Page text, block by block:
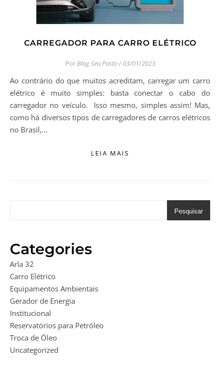
CARREGADOR PARA CARRO ELÉTRICO
PorBlog Seu Posto/ 03/01/2023
Ao contrário do que muitos acreditam, carregar um carro
elétrico é muito simples: basta conectar o cabo do
carregador no veículo. Isso mesmo, simples assim! Mas,
como há diversos tipos de carregadores de carros elétricos
no Brasil,…
LEIA MAIS
Pesquisar
Categories
Arla 32
Carro Elétrico
Equipamentos Ambientais
Gerador de Energia
Institucional
Reservatórios para Petróleo
Troca de Óleo
Uncategorized